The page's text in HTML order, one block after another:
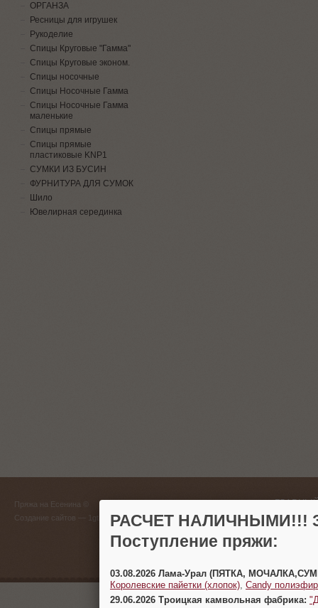
ОРГАНЗА
Ресницы для игрушек
Рукоделие
Спицы Круговые "Гамма"
Спицы Круговые эконом.
Спицы носочные
Спицы Носочные Гамма
Спицы Носочные Гамма
маленькие
Спицы прямые
Спицы прямые
пластиковые KNP1
СУМКИ ИЗ БУСИН
ФУРНИТУРА ДЛЯ СУМОК
Шило
Ювелирная серединка
Пряжа на Есенина ©
Создание сайтов
(383)
г.
РАСЧЕТ НАЛИЧНЫМИ!!!
Поступление пряжи:
03.08.2026 Лама-Урал (ПЯТКА,
Королевские пайетки (хлопок) Candy
29.06.2026 Троицкая камвольная фабрика: